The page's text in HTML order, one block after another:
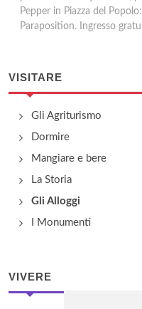
Pepper in Piazza del
Paraposition. Ingresso
VISITARE
Gli Agriturismo
Dormire
Mangiare e bere
La Storia
Gli Alloggi
I Monumenti
VIVERE